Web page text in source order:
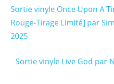
articles
Sortie vinyle Once Upon A
Rouge-Tirage Limité] par
2025
Sortie vinyle Live God par